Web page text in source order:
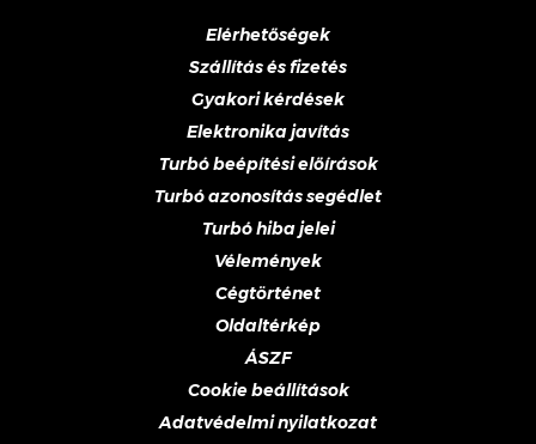
Elérhetőségek
Szállítás és fizetés
Gyakori kérdések
Elektronika javítás
Turbó beépítési előírások
Turbó azonosítás segédlet
Turbó hiba jelei
Vélemények
Cégtörténet
Oldaltérkép
ÁSZF
Cookie beállítások
Adatvédelmi nyilatkozat